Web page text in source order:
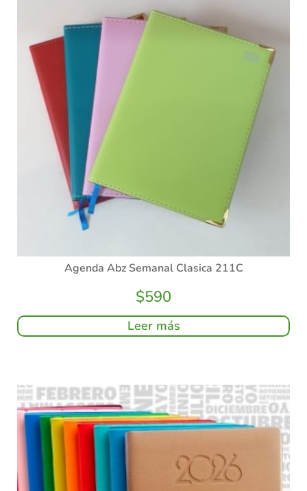
Agenda Abz Semanal Clasica 211C
$590
Leer más